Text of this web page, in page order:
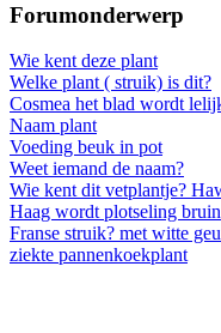
Forumonderwerp
Wie kent deze plant
Welke plant ( struik) is dit?
Cosmea het blad wordt
Naam plant
Voeding beuk in pot
Weet iemand de naam?
Wie kent dit vetplantje?
Haag wordt plotseling bruin
Franse struik? met witte
ziekte pannenkoekplant